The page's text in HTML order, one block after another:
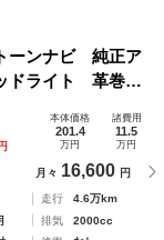
ーンナビ 純正ア
ドライト 革巻き
モリー機能付き
イト
本体価格
201.4
万円
諸費用
11.5
万円
月々 16,600 円
走行
4.6万km
排気
2000cc